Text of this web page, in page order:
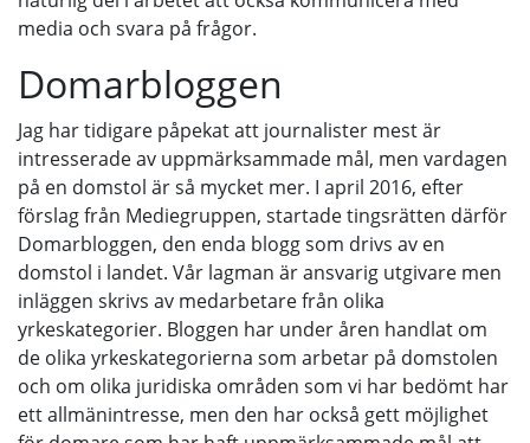
media och svara på frågor.
Domarbloggen
Jag har tidigare påpekat att journalister mest är
intresserade av uppmärksammade mål, men vardagen
på en domstol är så mycket mer. I april 2016, efter
förslag från Mediegruppen, startade tingsrätten därför
Domarbloggen, den enda blogg som drivs av en
domstol i landet. Vår lagman är ansvarig utgivare men
inläggen skrivs av medarbetare från olika
yrkeskategorier. Bloggen har under åren handlat om
de olika yrkeskategorierna som arbetar på domstolen
och om olika juridiska områden som vi har bedömt har
ett allmänintresse, men den har också gett möjlighet